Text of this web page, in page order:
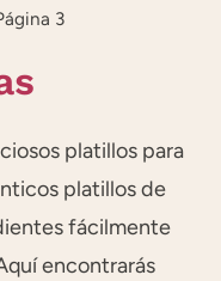
3
platillos para
platillos de
fácilmente
encontrarás